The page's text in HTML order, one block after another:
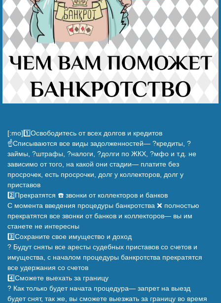
[:mo]1️⃣Освободитесь от всех долгов и кредитов
☝️Списываются все виды задолженностей— ?кредиты, ?
займы, ?штрафы, ?налоги, ?долги по ЖКХ, ?мфо и т.д. не
зависимо от того, на какой они стадии— платите без
просрочек, есть просрочки, долг у коллекторов, долг у
приставов
2️⃣Прекратятся ☎️ звонки от коллекторов и банков
С момента введения процедуры банкротства ❌ полностью
прекратятся все звонки от банков и коллекторов— вы им
станете не интересны
3️⃣Сохраните свое имущество и доход
? Будут сняты все аресты судебных приставов со счетов и
имущества, с началом процедуры банкротства прекратятся
все удержания со счетов
4️⃣Сможете выехать за границу
? Как только будет начата процедура— запрет на выезд
будет снят, так же, вы сможете выезжать за границу во время